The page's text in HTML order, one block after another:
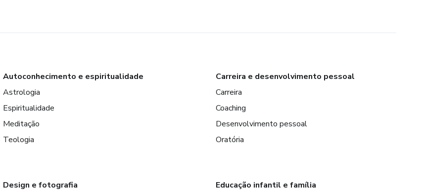
Autoconhecimento e espiritualidade
Astrologia
Espiritualidade
Meditação
Teologia
Carreira e desenvolvimento pessoal
Carreira
Coaching
Desenvolvimento pessoal
Oratória
Design e fotografia
Educação infantil e família